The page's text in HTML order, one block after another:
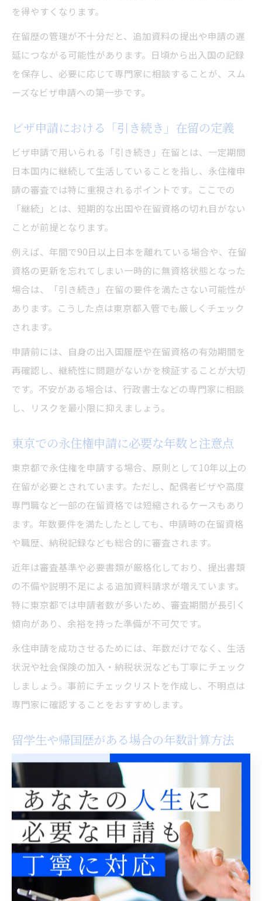
を得やすくなります。
在留歴の管理が不十分だと、追加資料の提出や申請の遅
延につながる可能性があります。日頃から出入国の記録
を保存し、必要に応じて専門家に相談することが、スム
ーズなビザ申請への第一歩です。
ビザ申請における「引き続き」在留の定義
ビザ申請で用いられる「引き続き」在留とは、一定期間
日本国内に継続して生活していることを指し、永住権申
請の審査では特に重視されるポイントです。ここでの
「継続」とは、短期的な出国や在留資格の切れ目がない
ことが前提となります。
例えば、年間で90日以上日本を離れている場合や、在留
資格の更新を忘れてしまい一時的に無資格状態となった
場合は、「引き続き」在留の要件を満たさない可能性が
あります。こうした点は東京都入管でも厳しくチェック
されます。
申請前には、自身の出入国履歴や在留資格の有効期間を
再確認し、継続性に問題がないかを検証することが大切
です。不安がある場合は、行政書士などの専門家に相談
し、リスクを最小限に抑えましょう。
東京での永住権申請に必要な年数と注意点
東京都で永住権を申請する場合、原則として10年以上の
在留が必要とされています。ただし、配偶者ビザや高度
専門職など一部の在留資格では短縮されるケースもあり
ます。年数要件を満たしたとしても、申請時の在留資格
や職歴、納税記録なども総合的に審査されます。
近年は審査基準や必要書類が厳格化しており、提出書類
の不備や説明不足による追加資料請求が増えています。
特に東京都では申請者数が多いため、審査期間が長引く
傾向があり、余裕を持った準備が不可欠です。
永住申請を成功させるためには、年数だけでなく、生活
状況や社会保険の加入・納税状況なども丁寧にチェック
しましょう。事前にチェックリストを作成し、不明点は
専門家に確認することをおすすめします。
留学生や帰国歴がある場合の年数計算方法
留学生や帰国歴がある方が永住権を申請する際は、年数
の計算方法に特有の注意点があります。留学ビザでの在
留期間は一部カウント対象外となる場合があり、就労ビ
ザなど他の在留資格への切り替え後から年数が計算され
ることが一般的です。
また、過去に長期帰国していた場合、その期間は「引き
続き」在留とはみなされず、在留期間から除外されるこ